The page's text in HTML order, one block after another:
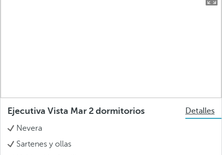
Ejecutiva Vista Mar 2 dormitorios
Detalles
Nevera
Sartenes y ollas